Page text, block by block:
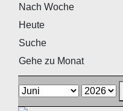
Nach Woche
Heute
Suche
Gehe zu Monat